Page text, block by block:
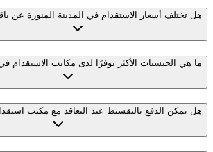
هل تختلف أسعار الاستقدام في المدينة المنورة عن
ما هي الجنسيات الأكثر توفرًا لدى مكاتب الاستقدام
هل يمكن الدفع بالتقسيط عند التعاقد مع مكتب